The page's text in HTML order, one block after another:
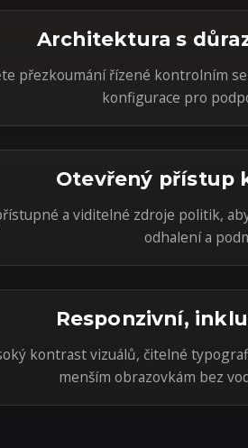
Architektura s
přezkoumání řízené kontrolním
konfigurace pro
Otevřený přístup
a viditelné zdroje politik,
odhalení a
Responzivní,
kontrast vizuálů, čitelné
menším obrazovkám bez